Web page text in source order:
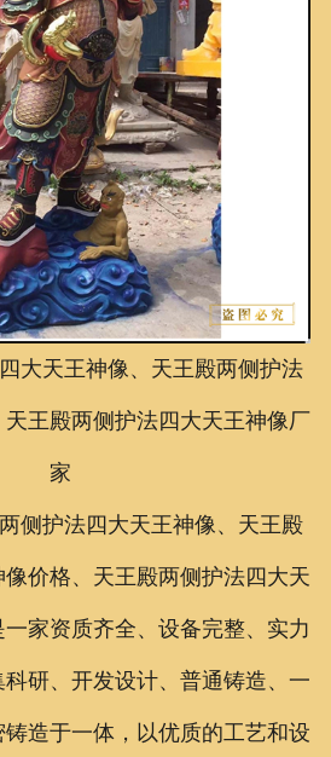
常识问答
新闻资讯
荣誉资质
泥塑鉴赏
联系我们
大天王神像、天王殿两侧护法
王殿两侧护法四大天王神像厂
家
侧护法四大天王神像、天王殿
价格、天王殿两侧护法四大天
一家资质齐全、设备完整、实力
研、开发设计、普通铸造、一
造于一体，以优质的工艺和设